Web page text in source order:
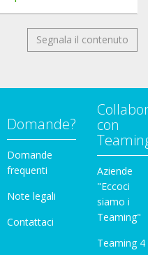
Segnala il contenuto
Domande?
Domande
frequenti
Note legali
Contattaci
con
Aziende
"Eccoci
siamo i
Teaming"
Teaming 4